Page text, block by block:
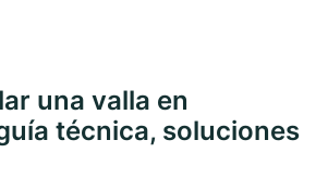
una valla en
técnica, soluciones